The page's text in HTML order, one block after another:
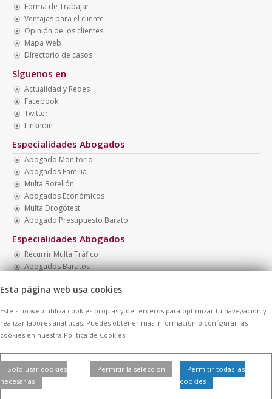
Forma de Trabajar
Ventajas para el cliente
Opinión de los clientes
Mapa Web
Directorio de casos
Síguenos en
Actualidad y Redes
Facebook
Twitter
Linkedin
Especialidades Abogados
Abogado Monitorio
Abogados Familia
Multa Botellón
Abogados Económicos
Multa Drogotest
Abogado Presupuesto Barato
Especialidades Abogados
Recurrir Multa Tráfico
Abogados Baratos
Abogado Barato Divorcio
Abogado Menores
Contratar Abogados. | Aviso Legal Cookies| Todos los
derechos reservados
Esta página web usa cookies
Este sitio web utiliza cookies propias y de terceros para optimizar tu navegación y
realizar labores analíticas. Puedes obtener más información o configurar las
cookies en nuestra Política de Cookies.
Solo usar cookies
necesarias
Permitir la selección
Permitir todas las
cookies